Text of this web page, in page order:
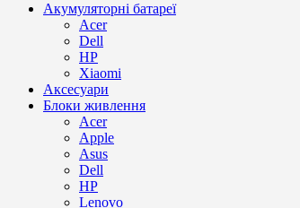
Акумуляторні батареї
Acer
Dell
HP
Xiaomi
Аксесуари
Блоки живлення
Acer
Apple
Asus
Dell
HP
Lenovo